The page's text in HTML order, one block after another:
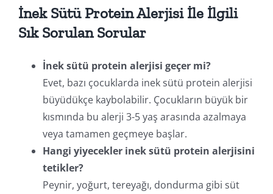
İnek Sütü Protein Alerjisi İle İlgili
Sık Sorulan Sorular
İnek sütü protein alerjisi geçer mi?
Evet, bazı çocuklarda inek sütü protein alerjisi
büyüdükçe kaybolabilir. Çocukların büyük bir
kısmında bu alerji 3-5 yaş arasında azalmaya
veya tamamen geçmeye başlar.
Hangi yiyecekler inek sütü protein alerjisini
tetikler?
Peynir, yoğurt, tereyağı, dondurma gibi süt